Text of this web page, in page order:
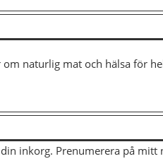
om naturlig mat och hälsa för
inkorg. Prenumerera på mitt